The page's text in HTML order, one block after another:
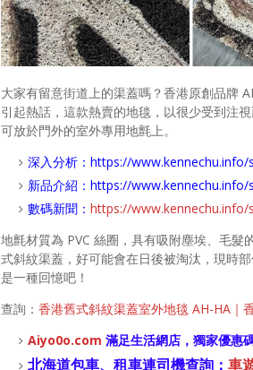
大家有留意街道上的渠蓋嗎？香港原創品牌
引起熱話，這款熱賣的地毯，以很少受到注
可放於門外的室外專用地氈上。
深入分析： https://www.kennechu.info/
新品介紹： https://www.kennechu.info/
數碼新聞： https://www.kennechu.info/
地氈材質為 PVC 絲圈，具有吸附塵埃、毛
式斜紋渠蓋，好可能會在日後被淘汰，現時
是一種回憶吧！
查詢： 香港舊式斜紋渠蓋室外地毯 AH-HA｜
Aiyo0o.com 滿足生活網店， 獨家優惠
北海道包車、租車連司機查詢： 車